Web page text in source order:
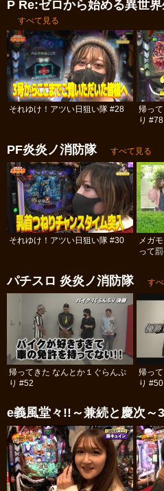
P Re:ゼロから始める異世
すべて見る
それゆけ！アツい日狙い隊 #28
帰っ
り #78
PF炎炎ノ消防隊 すべて見る
それゆけ！アツい日狙い隊 #30
メガ
って
パチスロ 炎炎ノ消防隊 す
帰ってきた なんとか１ぐらんぷ
り #52
帰っ
り #50
e義風堂々!!～兼続と慶次～3